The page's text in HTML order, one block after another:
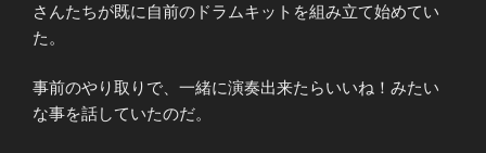
さんたちが既に自前のドラムキットを組み立て始めてい
た。
事前のやり取りで、一緒に演奏出来たらいいね！みたい
な事を話していたのだ。